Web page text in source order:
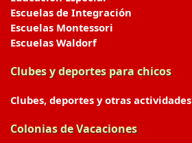
Escuelas de Integración
Escuelas Montessori
Escuelas Waldorf
Clubes y deportes para chicos
Clubes, deportes y otras actividades
Colonias de Vacaciones